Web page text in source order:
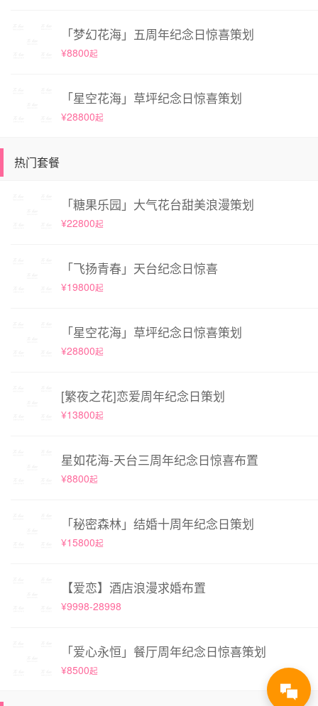
「梦幻花海」五周年纪念日惊喜策划
¥8800起
「星空花海」草坪纪念日惊喜策划
¥28800起
热门套餐
「糖果乐园」大气花台甜美浪漫策划
¥22800起
「飞扬青春」天台纪念日惊喜
¥19800起
「星空花海」草坪纪念日惊喜策划
¥28800起
[繁夜之花]恋爱周年纪念日策划
¥13800起
星如花海-天台三周年纪念日惊喜布置
¥8800起
「秘密森林」结婚十周年纪念日策划
¥15800起
【爱恋】酒店浪漫求婚布置
¥9998-28998
「爱心永恒」餐厅周年纪念日惊喜策划
¥8500起